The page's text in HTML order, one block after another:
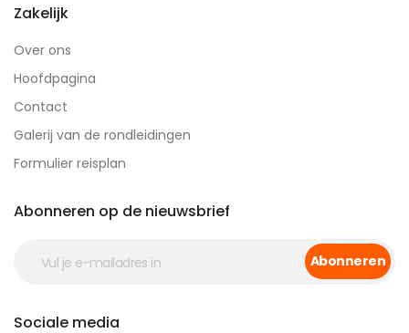
Zakelijk
Over ons
Hoofdpagina
Contact
Galerij van de rondleidingen
Formulier reisplan
Abonneren op de nieuwsbrief
Abonneren
Sociale media